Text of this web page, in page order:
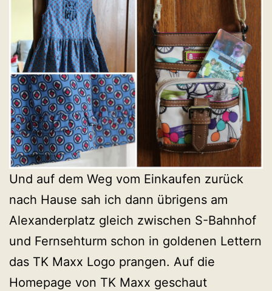
Und auf dem Weg vom Einkaufen zurück
nach Hause sah ich dann übrigens am
Alexanderplatz gleich zwischen S-Bahnhof
und Fernsehturm schon in goldenen Lettern
das TK Maxx Logo prangen. Auf die
Homepage von TK Maxx geschaut